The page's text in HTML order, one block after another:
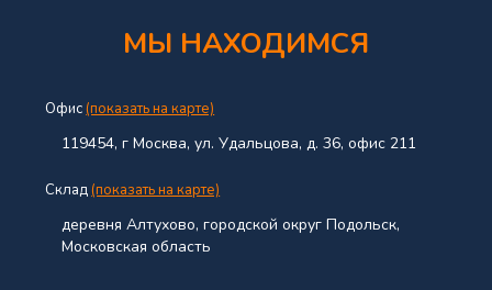
МЫ НАХОДИМСЯ
Офис(показать на карте)
119454, г Москва, ул. Удальцова, д. 36, офис 211
Склад(показать на карте)
деревня Алтухово, городской округ Подольск,
Московская область